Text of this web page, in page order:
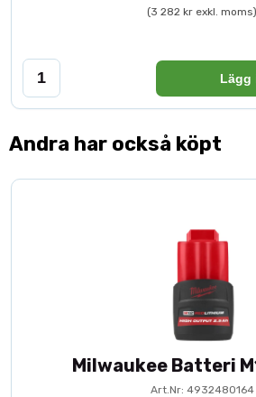
(3 282 kr exkl. moms)
Lägg
Andra har också köpt
Milwaukee Batteri
Art.Nr: 4932480164